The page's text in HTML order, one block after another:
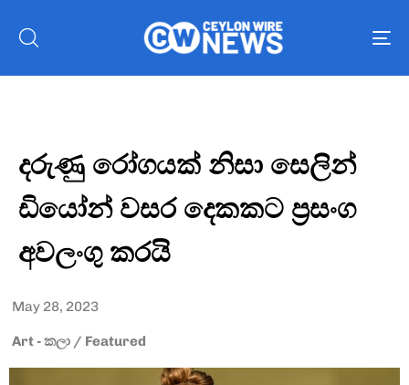
දරුණු රෝගයක් නිසා සෙලින්
ඩියෝන් වසර දෙකකට ප්‍රසංග
අවලංගු කරයි
May 28, 2023
Art - කලා / Featured